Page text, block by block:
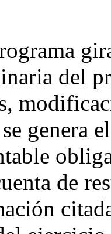
del
genera
de